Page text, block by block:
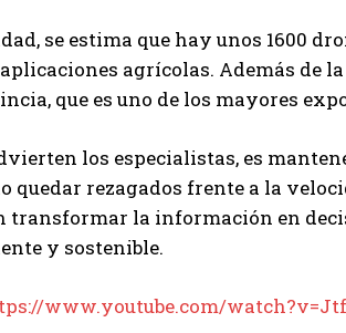
se estima que hay unos 1600
agrícolas. Además de
que es uno de los mayores
los especialistas, es
quedar rezagados frente a la
transformar la información en
y sostenible.
www.youtube.com/